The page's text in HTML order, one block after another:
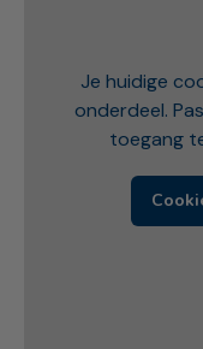
Je huidige
onderdeel.
toegang